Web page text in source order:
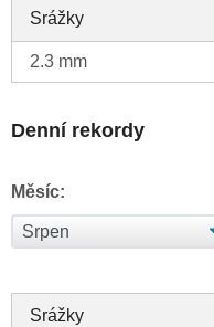
Srážky
2.3 mm
Denní rekordy
Měsíc:
Srážky